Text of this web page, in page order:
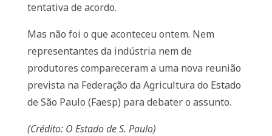
tentativa de acordo.
Mas não foi o que aconteceu ontem. Nem
representantes da indústria nem de
produtores compareceram a uma nova reunião
prevista na Federação da Agricultura do Estado
de São Paulo (Faesp) para debater o assunto.
(Crédito: O Estado de S. Paulo)